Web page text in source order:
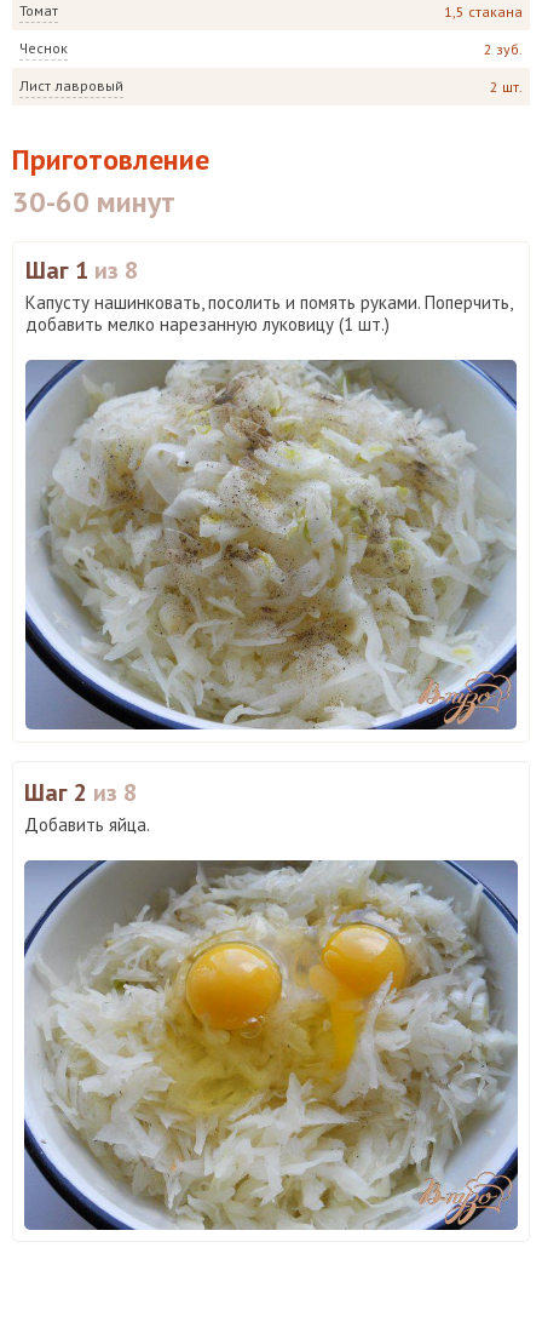
Томат 1,5 стакана
Чеснок 2 зуб.
Лист лавровый 2 шт.
Приготовление
30-60 минут
Шаг 1 из 8
Капусту нашинковать, посолить и помять руками. Поперчить,
добавить мелко нарезанную луковицу (1 шт.)
Шаг 2 из 8
Добавить яйца.